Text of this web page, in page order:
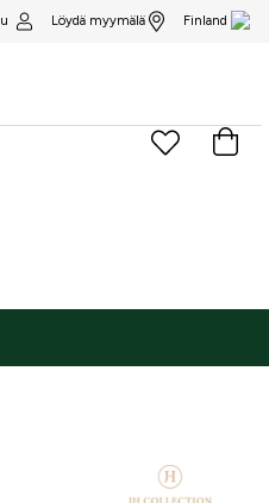
Löydä myymälä Finland